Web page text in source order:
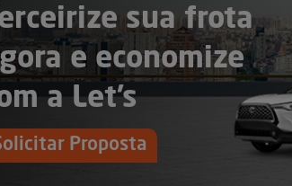
sua frota
e economize
a Let’s
Proposta